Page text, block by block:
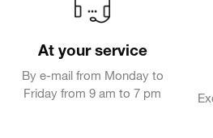
At your service
By e-mail from Monday to
Friday from 9 am to 7 pm